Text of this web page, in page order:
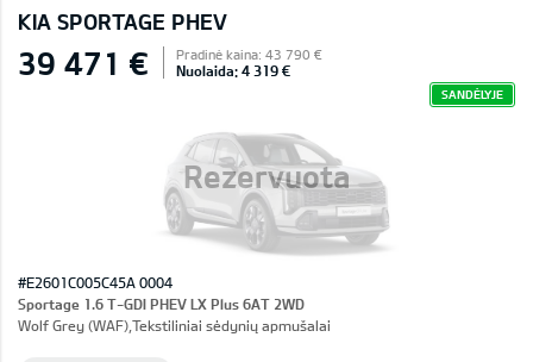
KIA SPORTAGE PHEV
Rezervuota
39 471 € Pradinė kaina: 43 790 €
Nuolaida: 4 319 €
SANDĖLYJE
#E2601C005C45A 0004
Sportage 1.6 T-GDI PHEV LX Plus 6AT 2WD
Wolf Grey (WAF),Tekstiliniai sėdynių apmušalai